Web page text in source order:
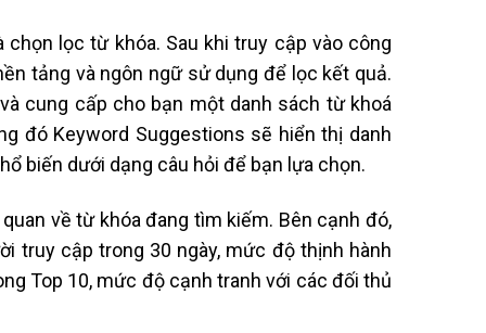
lọc từ khóa. Sau khi truy cập vào công
tảng và ngôn ngữ sử dụng để lọc kết quả.
cung cấp cho bạn một danh sách từ khoá
đó Keyword Suggestions sẽ hiển thị danh
biến dưới dạng câu hỏi để bạn lựa chọn.
về từ khóa đang tìm kiếm. Bên cạnh đó,
truy cập trong 30 ngày, mức độ thịnh hành
Top 10, mức độ cạnh tranh với các đối thủ